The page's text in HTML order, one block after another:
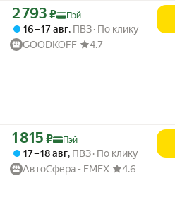
Цена с картой Яндекс Пэй 2793 ₽ вместо
2 793 ₽ Пэй
16 – 17 авг, ПВЗ По клику
GOODKOFF
4.7
Цена с картой Яндекс Пэй 1815 ₽ вместо
1 815 ₽ Пэй
17 – 18 авг, ПВЗ По клику
АвтоСфера - ЕМЕХ
4.6